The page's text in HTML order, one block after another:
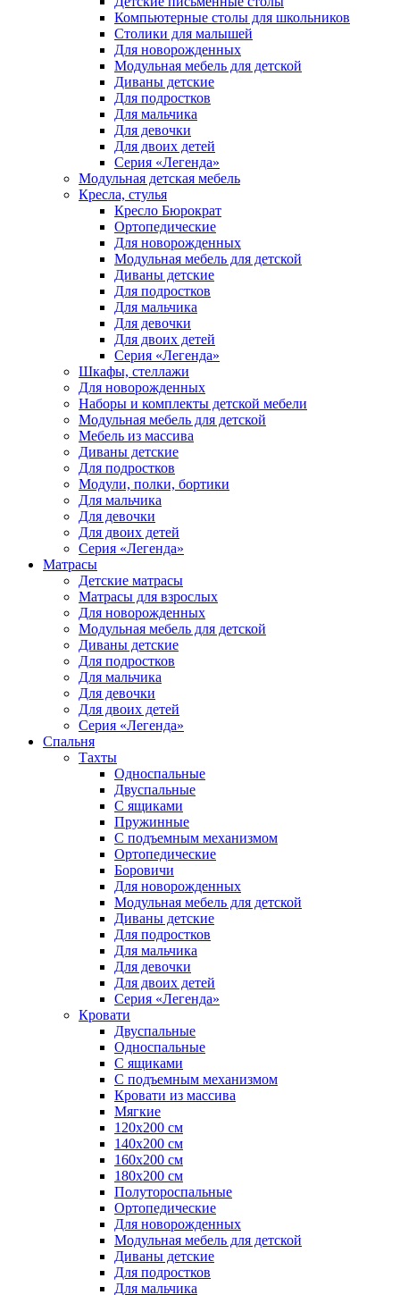
Компьютерные столы для школьников
Столики для малышей
Для новорожденных
Модульная мебель для детской
Диваны детские
Для подростков
Для мальчика
Для девочки
Для двоих детей
Серия «Легенда»
Модульная детская мебель
Кресла, стулья
Кресло Бюрократ
Ортопедические
Для новорожденных
Модульная мебель для детской
Диваны детские
Для подростков
Для мальчика
Для девочки
Для двоих детей
Серия «Легенда»
Шкафы, стеллажи
Для новорожденных
Наборы и комплекты детской мебели
Модульная мебель для детской
Мебель из массива
Диваны детские
Для подростков
Модули, полки, бортики
Для мальчика
Для девочки
Для двоих детей
Серия «Легенда»
Матрасы
Детские матрасы
Матрасы для взрослых
Для новорожденных
Модульная мебель для детской
Диваны детские
Для подростков
Для мальчика
Для девочки
Для двоих детей
Серия «Легенда»
Спальня
Тахты
Односпальные
Двуспальные
С ящиками
Пружинные
С подъемным механизмом
Ортопедические
Боровичи
Для новорожденных
Модульная мебель для детской
Диваны детские
Для подростков
Для мальчика
Для девочки
Для двоих детей
Серия «Легенда»
Кровати
Двуспальные
Односпальные
С ящиками
С подъемным механизмом
Кровати из массива
Мягкие
120х200 см
140х200 см
160х200 см
180х200 см
Полутороспальные
Ортопедические
Для новорожденных
Модульная мебель для детской
Диваны детские
Для подростков
Для мальчика